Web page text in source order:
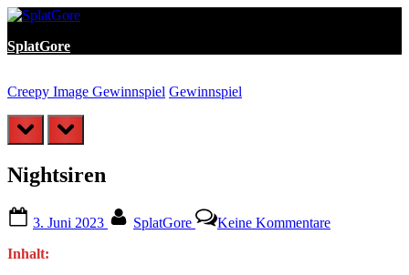
Skip
content
SplatGore
Creepy Image Gewinnspiel Gewinnspiel
prev next
Nightsiren
on
3. Juni 2023 SplatGore Keine KommentareNightsiren
Inhalt: